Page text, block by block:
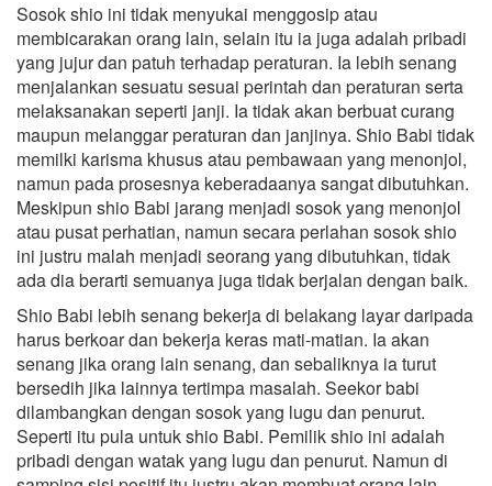
Sosok shio ini tidak menyukai menggosip atau
membicarakan orang lain, selain itu ia juga adalah pribadi
yang jujur dan patuh terhadap peraturan. Ia lebih senang
menjalankan sesuatu sesuai perintah dan peraturan serta
melaksanakan seperti janji. Ia tidak akan berbuat curang
maupun melanggar peraturan dan janjinya. Shio Babi tidak
memilki karisma khusus atau pembawaan yang menonjol,
namun pada prosesnya keberadaanya sangat dibutuhkan.
Meskipun shio Babi jarang menjadi sosok yang menonjol
atau pusat perhatian, namun secara perlahan sosok shio
ini justru malah menjadi seorang yang dibutuhkan, tidak
ada dia berarti semuanya juga tidak berjalan dengan baik.
Shio Babi lebih senang bekerja di belakang layar daripada
harus berkoar dan bekerja keras mati-matian. Ia akan
senang jika orang lain senang, dan sebaliknya ia turut
bersedih jika lainnya tertimpa masalah. Seekor babi
dilambangkan dengan sosok yang lugu dan penurut.
Seperti itu pula untuk shio Babi. Pemilik shio ini adalah
pribadi dengan watak yang lugu dan penurut. Namun di